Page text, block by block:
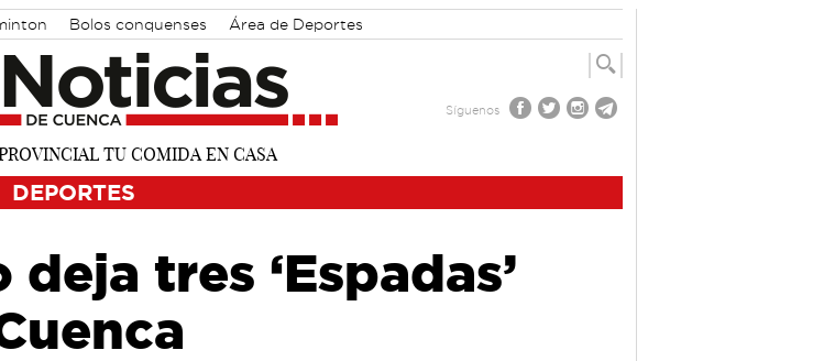
Bolos conquenses Área de Deportes
Síguenos
DEPORTES
tres ‘Espadas’